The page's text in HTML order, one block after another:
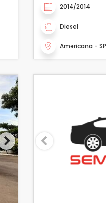
2014/2014
Diesel
Americana - SP